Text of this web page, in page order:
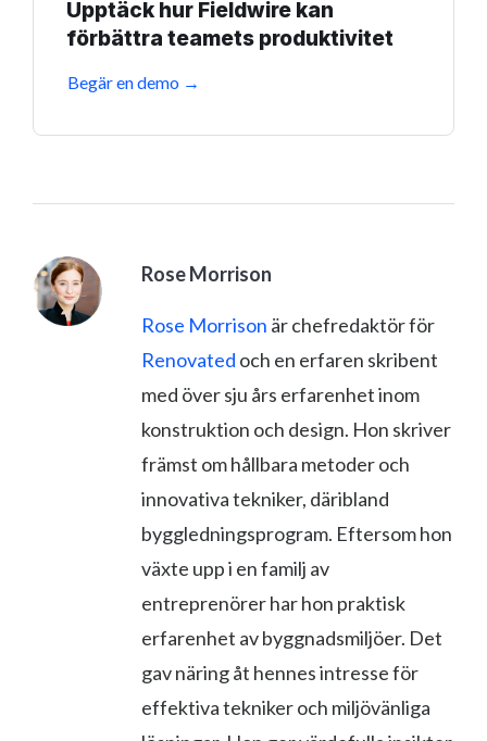
Upptäck hur Fieldwire kan
förbättra teamets produktivitet
Begär en demo →
Rose Morrison
Rose Morrison är chefredaktör för
Renovated och en erfaren skribent
med över sju års erfarenhet inom
konstruktion och design. Hon skriver
främst om hållbara metoder och
innovativa tekniker, däribland
byggledningsprogram. Eftersom hon
växte upp i en familj av
entreprenörer har hon praktisk
erfarenhet av byggnadsmiljöer. Det
gav näring åt hennes intresse för
effektiva tekniker och miljövänliga